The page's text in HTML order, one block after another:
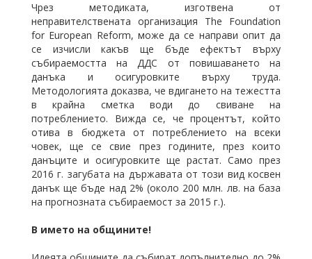
Чрез методиката, изготвена от
неправителствената организация The Foundation
for European Reform, може да се направи опит да
се изчисли какъв ще бъде ефектът върху
събираемостта на ДДС от повишаването на
данъка и осигуровките върху труда.
Методологията доказва, че вдигането на тежестта
в крайна сметка води до свиване на
потреблението. Вижда се, че процентът, който
отива в бюджета от потреблението на всеки
човек, ще се свие през годините, през които
данъците и осигуровките ще растат. Само през
2016 г. загубата на държавата от този вид косвен
данък ще бъде над 2% (около 200 млн. лв. на база
на прогнозната събираемост за 2015 г.).
В името на общините!